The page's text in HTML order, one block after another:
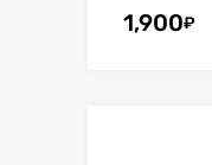
1,900₽